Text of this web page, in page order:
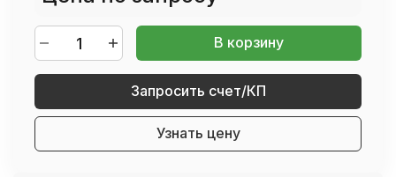
В корзину
Запросить счет/КП
Узнать цену